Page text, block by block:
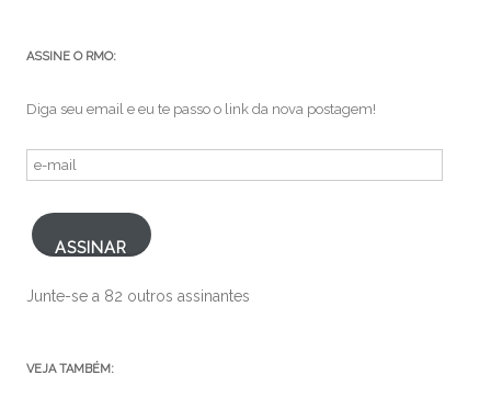
ASSINE O RMO:
Diga seu email e eu te passo o link da nova postagem!
e-
ASSINAR
Junte-se a 82 outros assinantes
VEJA TAMBÉM: